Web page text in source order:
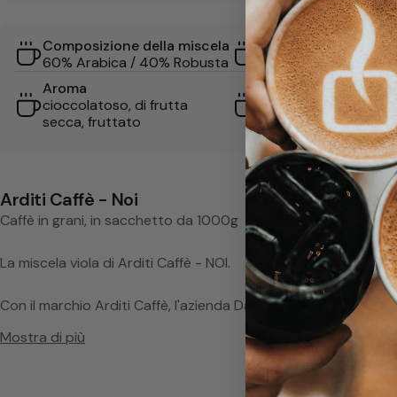
Composizione della miscela
60% Arabica / 40% Robusta
Grado di tostatura
medio
Aroma
cioccolatoso, di frutta
secca, fruttato
Strumento
macchina a braccio
portafiltro, macchina
automatica
Arditi Caffè - Noi
Caffè in grani, in sacchetto da 1000g
La miscela viola di Arditi Caffè - NOI.
Con il marchio Arditi Caffè, l'azienda Dacatè S.r.l. produce
Roma. Anche la Miscela Noi di Arditi delizia con il suo gusto
In questa miscela vengono combinati solo i migliori caffè
(Arabica) e India (Robusta). I chicchi vengono selezionati
Mostra di più